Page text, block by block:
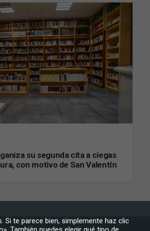
su segunda cita a ciegas
con motivo de San Valentín
Si te parece bien, simplemente haz clic
son